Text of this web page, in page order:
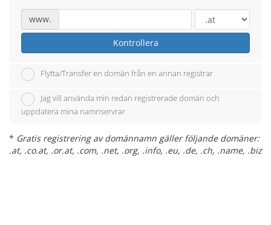
www.
Kontrollera
Flytta/Transfer en domän från en annan registrar
Jag vill använda min redan registrerade domän och
uppdatera mina namnservrar
* Gratis registrering av domännamn gäller följande domäner:
.at, .co.at, .or.at, .com, .net, .org, .info, .eu, .de, .ch, .name, .biz